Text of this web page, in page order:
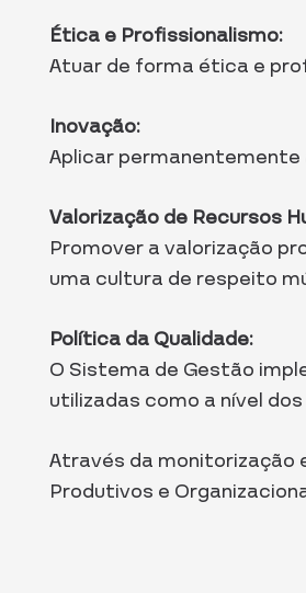
Ética e Profissionalismo:
Atuar de forma ética e
Inovação:
Aplicar
Valorização de Recursos
Promover a valorização
uma cultura de respeito
Política da Qualidade:
O Sistema de Gestão
utilizadas como a nível
Através da monitorização
Produtivos e